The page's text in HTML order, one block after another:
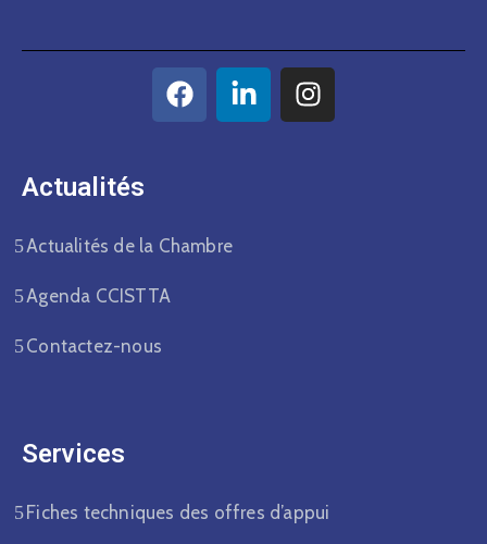
Actualités​
Actualités de la Chambre
Agenda CCISTTA
Contactez-nous
Services
Fiches techniques des offres d’appui